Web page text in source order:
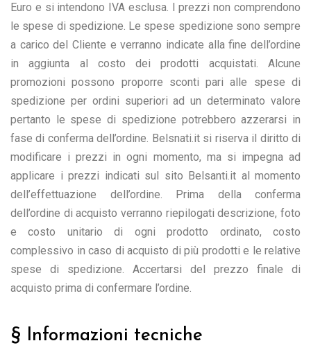
Euro e si intendono IVA esclusa. I prezzi non comprendono
le spese di spedizione. Le spese spedizione sono sempre
a carico del Cliente e verranno indicate alla fine dell’ordine
in aggiunta al costo dei prodotti acquistati. Alcune
promozioni possono proporre sconti pari alle spese di
spedizione per ordini superiori ad un determinato valore
pertanto le spese di spedizione potrebbero azzerarsi in
fase di conferma dell’ordine. Belsnati.it si riserva il diritto di
modificare i prezzi in ogni momento, ma si impegna ad
applicare i prezzi indicati sul sito Belsanti.it al momento
dell’effettuazione dell’ordine. Prima della conferma
dell’ordine di acquisto verranno riepilogati descrizione, foto
e costo unitario di ogni prodotto ordinato, costo
complessivo in caso di acquisto di più prodotti e le relative
spese di spedizione. Accertarsi del prezzo finale di
acquisto prima di confermare l’ordine.
§ Informazioni tecniche